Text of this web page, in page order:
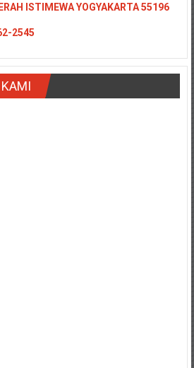
ISTIMEWA YOGYAKARTA 55196
2545